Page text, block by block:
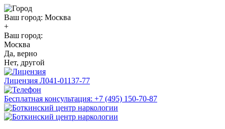
Ваш город: Москва
+
Ваш город:
Москва
Да, верно
Нет, другой
Лицензия Л041-01137-77
Бесплатная консультация: +7 (495) 150-70-87